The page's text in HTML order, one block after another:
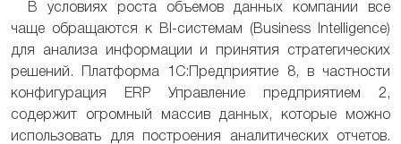
В условиях роста объемов данных компании все
чаще обращаются к BI-системам (Business Intelligence)
для анализа информации и принятия стратегических
решений. Платформа 1С:Предприятие 8, в частности
конфигурация ERP Управление предприятием 2,
содержит огромный массив данных, которые можно
использовать для построения аналитических отчетов.